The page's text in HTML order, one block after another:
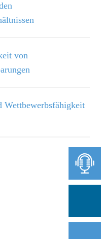
von
Wettbewerbsfähigkeit